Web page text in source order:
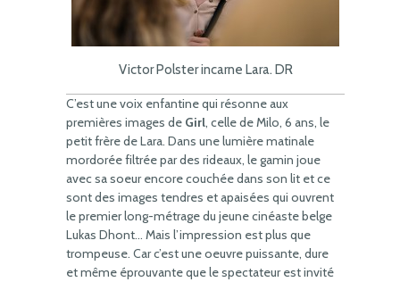
Victor Polster incarne Lara. DR
C’est une voix enfantine qui résonne aux
premières images de Girl, celle de Milo, 6 ans, le
petit frère de Lara. Dans une lumière matinale
mordorée filtrée par des rideaux, le gamin joue
avec sa soeur encore couchée dans son lit et ce
sont des images tendres et apaisées qui ouvrent
le premier long-métrage du jeune cinéaste belge
Lukas Dhont… Mais l’impression est plus que
trompeuse. Car c’est une oeuvre puissante, dure
et même éprouvante que le spectateur est invité